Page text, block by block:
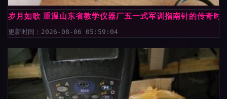
岁月如歌 重温山东省教学仪器厂五一式军训指南针的传奇时
更新时间：2026-08-06 05:59:04